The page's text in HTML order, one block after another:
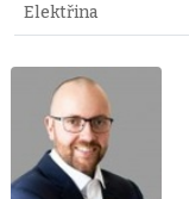
Elektřina